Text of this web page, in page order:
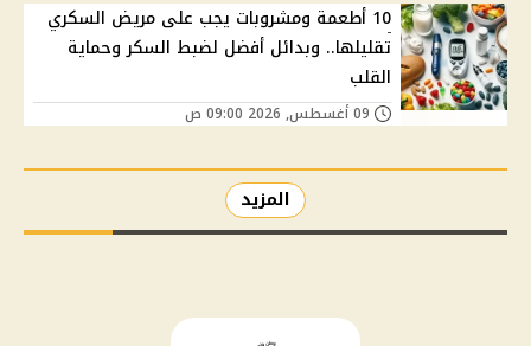
10 أطعمة ومشروبات يجب على مريض السكري
تقليلها.. وبدائل أفضل لضبط السكر وحماية
القلب
المزيد